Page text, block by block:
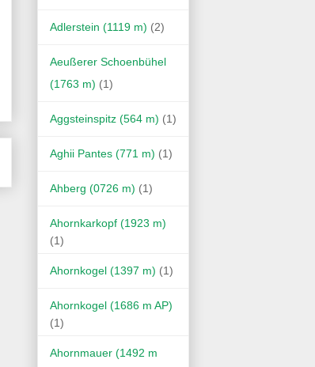
Adlerstein (1119 m) (2)
Aeußerer Schoenbühel
(1763 m) (1)
Aggsteinspitz (564 m) (1)
Aghii Pantes (771 m) (1)
Ahberg (0726 m) (1)
Ahornkarkopf (1923 m)
(1)
Ahornkogel (1397 m) (1)
Ahornkogel (1686 m AP)
(1)
Ahornmauer (1492 m